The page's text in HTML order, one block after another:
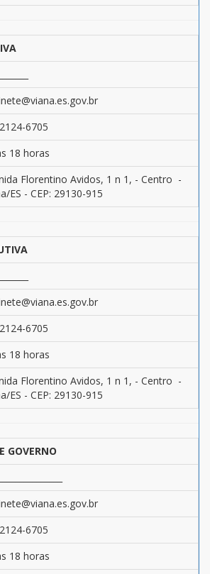
6705
18 horas
Florentino Avidos, 1 n 1, - Centro -
ES - CEP: 29130-915
6705
18 horas
Florentino Avidos, 1 n 1, - Centro -
ES - CEP: 29130-915
GOVERNO
6705
18 horas